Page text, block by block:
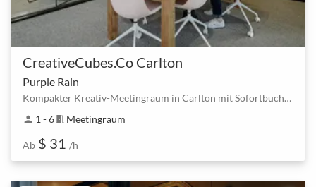
CreativeCubes.Co Carlton
Purple Rain
Kompakter Kreativ-Meetingraum in Carlton mit Sofortbuchung
person 1 - 6meeting_room Meetingraum
Ab $ 31 /h